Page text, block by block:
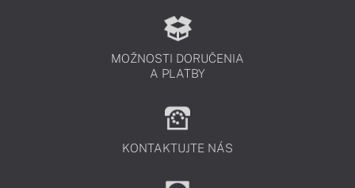
MOŽNOSTI DORUČENIA
A PLATBY
KONTAKTUJTE NÁS